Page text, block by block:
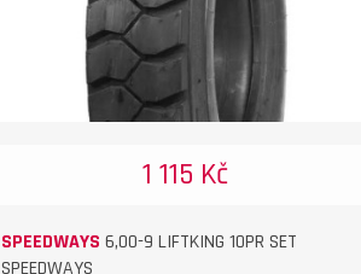
1 115 Kč
SPEEDWAYS 6,00-9 LIFTKING 10PR SET
SPEEDWAYS